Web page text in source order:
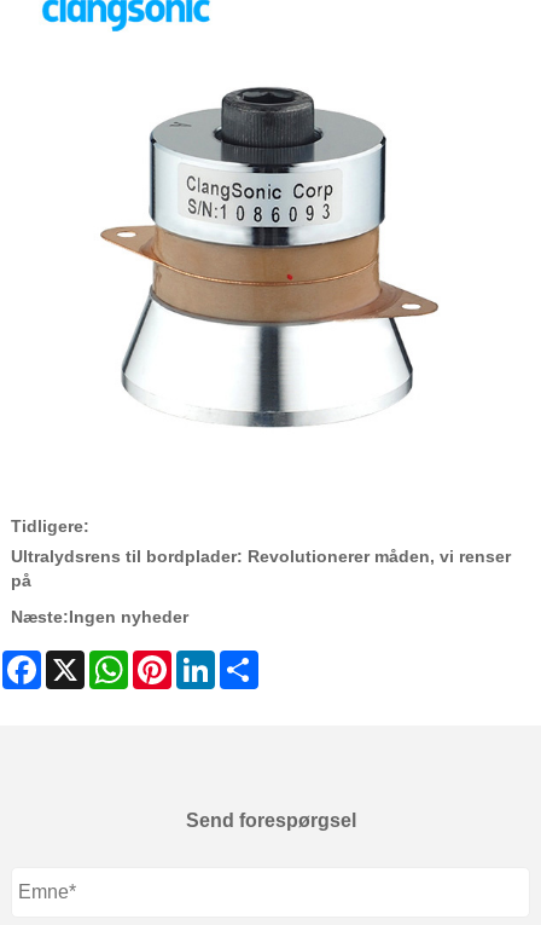
Tidligere:
Ultralydsrens til bordplader: Revolutionerer måden, vi renser
på
Næste:Ingen nyheder
Facebook
X WhatsAppPinterestLinkedIn
Send forespørgsel